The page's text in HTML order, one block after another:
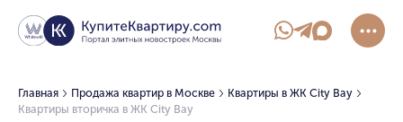
Главная Продажа квартир в Москве
Квартиры в ЖК City Bay
Квартиры вторичка в ЖК City Bay